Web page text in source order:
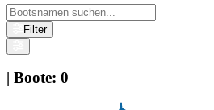
Filter
| Boote: 0